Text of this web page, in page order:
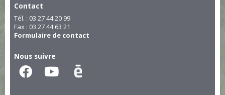
Contact
Tél. : 03 27 44 20 99
Fax : 03 27 44 63 21
Formulaire de contact
Nous suivre